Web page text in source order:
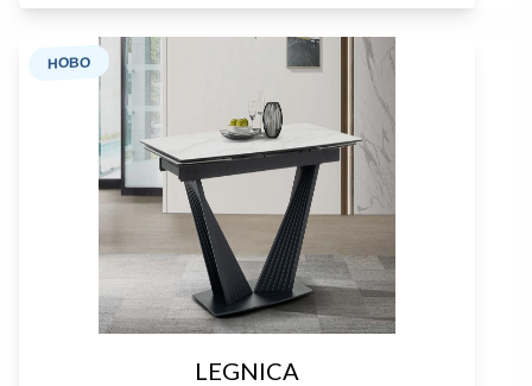
НОВО
LEGNICA